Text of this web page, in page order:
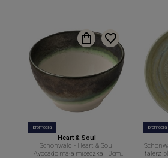
promocja
Heart & Soul
Schonwald - Heart & Soul
Avocado mała miseczka 10cm
promocja
talerz